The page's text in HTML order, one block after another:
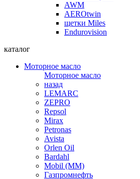
AWM
AEROtwin
щетки Miles
Endurovision
каталог
Моторное масло
Моторное масло
назад
LEMARC
ZEPRO
Repsol
Mirax
Petronas
Avista
Orlen Oil
Bardahl
Mobil (ММ)
Газпромнефть